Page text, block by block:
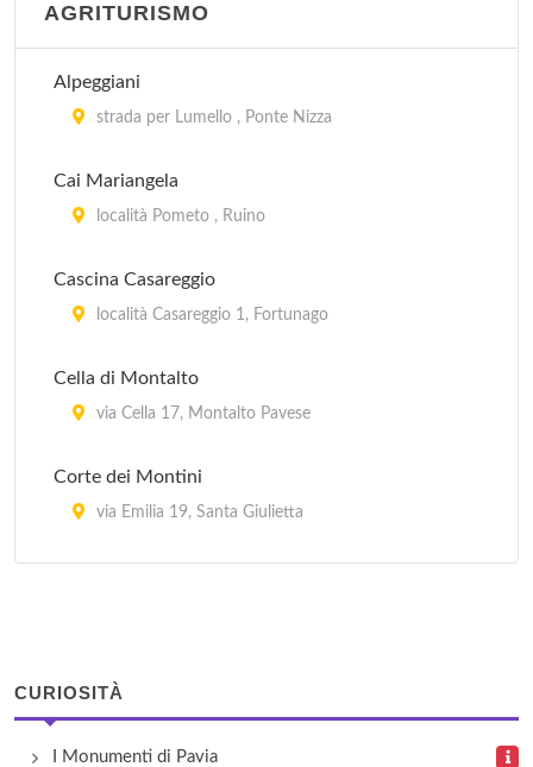
AGRITURISMO
Alpeggiani
strada per Lumello , Ponte Nizza
Cai Mariangela
località Pometo , Ruino
Cascina Casareggio
località Casareggio 1, Fortunago
Cella di Montalto
via Cella 17, Montalto Pavese
Corte dei Montini
via Emilia 19, Santa Giulietta
CURIOSITÀ
I Monumenti di Pavia